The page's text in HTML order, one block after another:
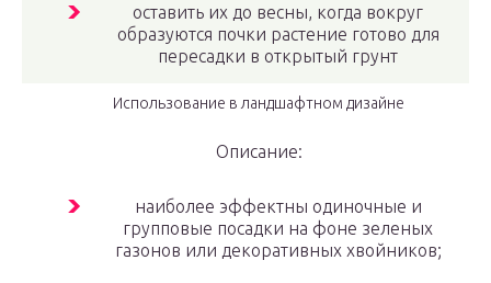
оставить их до весны, когда вокруг
образуются почки растение готово для
пересадки в открытый грунт
Использование в ландшафтном дизайне
Описание:
наиболее эффектны одиночные и
групповые посадки на фоне зеленых
газонов или декоративных хвойников;